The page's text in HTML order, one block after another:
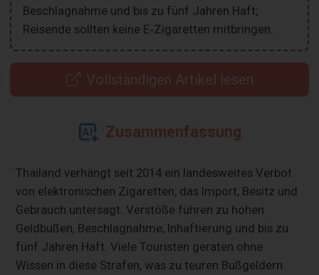
Beschlagnahme und bis zu fünf Jahren Haft;
Reisende sollten keine E‑Zigaretten mitbringen.
Vollständigen Artikel lesen
Zusammenfassung
Thailand verhängt seit 2014 ein landesweites Verbot
von elektronischen Zigaretten, das Import, Besitz und
Gebrauch untersagt. Verstöße führen zu hohen
Geldbußen, Beschlagnahme, Inhaftierung und bis zu
fünf Jahren Haft. Viele Touristen geraten ohne
Wissen in diese Strafen, was zu teuren Bußgeldern